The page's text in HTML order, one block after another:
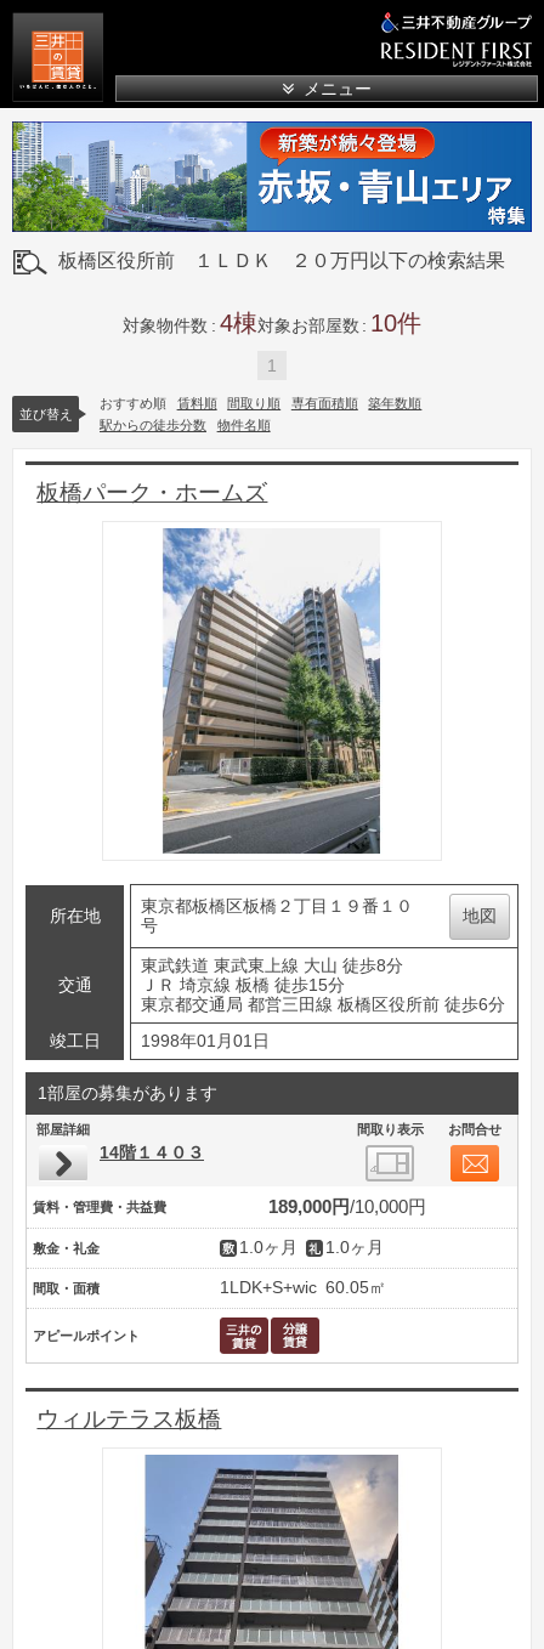
メニュー
板橋区役所前 １ＬＤＫ ２０万円以下の検索結果
対象物件数 4 対象お部屋数 10
1
並び替え
おすすめ順 賃料順 間取り順 専有面積順
築年数順
駅からの徒歩分数
物件名順
板橋パーク・ホームズ
所在地
東京都板橋区板橋２丁目１９番１０
号
地図
交通
東武鉄道 東武東上線 大山 徒歩8分
ＪＲ 埼京線 板橋 徒歩15分
東京都交通局 都営三田線 板橋区役所前 徒歩6分
竣工日
1998年01月01日
1部屋の募集があります
部屋詳細 間取り表示 お問合せ
14階１４０３
賃料・管理費・共益費 189,000円 10,000円
敷金・礼金 1.0ヶ月 1.0ヶ月
間取・面積 1LDK+S+wic 60.05㎡
アピールポイント
ウィルテラス板橋